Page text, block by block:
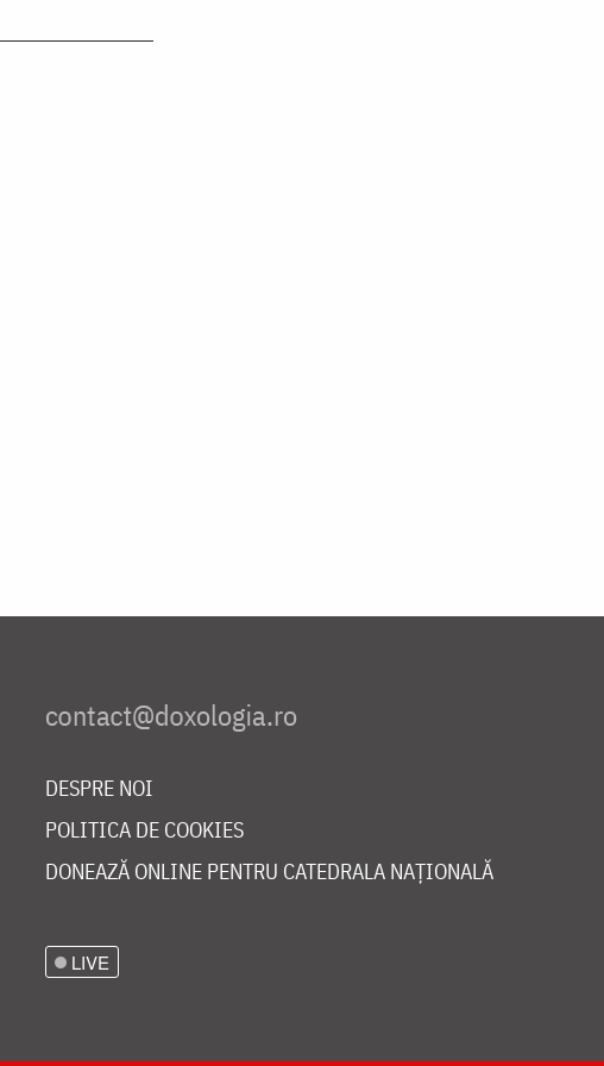
DESPRE NOI
POLITICA DE COOKIES
DONEAZĂ ONLINE PENTRU CATEDRALA NAȚIONALĂ
LIVE